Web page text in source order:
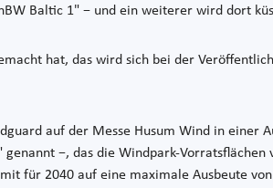
Baltic 1" − und ein weiterer wird dort
hat, das wird sich bei der
auf der Messe Husum Wind in
−, das die Windpark-
für 2040 auf eine maximale Ausbeute